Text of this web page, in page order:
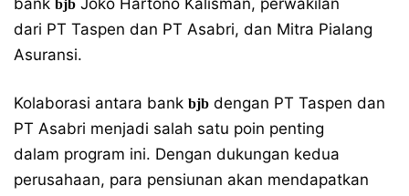
bank bjb Joko Hartono Kalisman, perwakilan
dari PT Taspen dan PT Asabri, dan Mitra Pialang
Asuransi.
Kolaborasi antara bank bjb dengan PT Taspen dan
PT Asabri menjadi salah satu poin penting
dalam program ini. Dengan dukungan kedua
perusahaan, para pensiunan akan mendapatkan